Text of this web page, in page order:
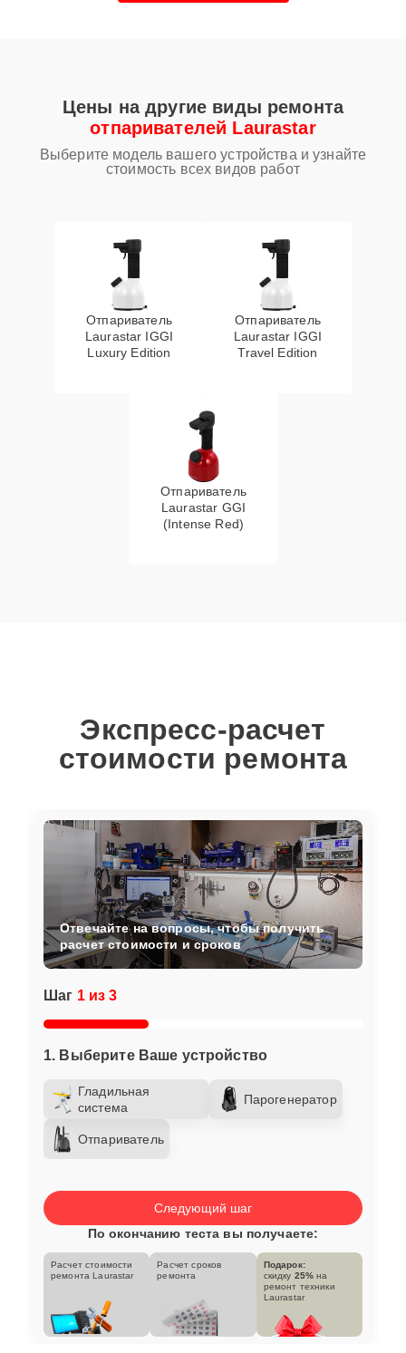
Цены на другие виды ремонта
отпаривателей Laurastar
Выберите модель вашего устройства и узнайте
стоимость всех видов работ
Отпариватель
Laurastar IGGI
Luxury Edition
Отпариватель
Laurastar IGGI
Travel Edition
Отпариватель
Laurastar GGI
(Intense Red)
Экспресс-расчет
стоимости ремонта
Шаг 1 из 3
1. Выберите Ваше устройство
Гладильная
система
Парогенератор
Отпариватель
Отвечайте на вопросы, чтобы получить
расчет стоимости и сроков
Следующий шаг
По окончанию теста вы получаете:
Расчет стоимости
ремонта Laurastar
Расчет сроков
ремонта
Подарок:
скидку 25% на
ремонт техники
Laurastar